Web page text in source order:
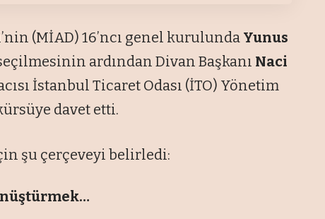
(MİAD) 16’ncı genel kurulunda Yunus
ardından Divan Başkanı Naci
İstanbul Ticaret Odası (İTO) Yönetim
davet etti.
şu çerçeveyi belirledi: